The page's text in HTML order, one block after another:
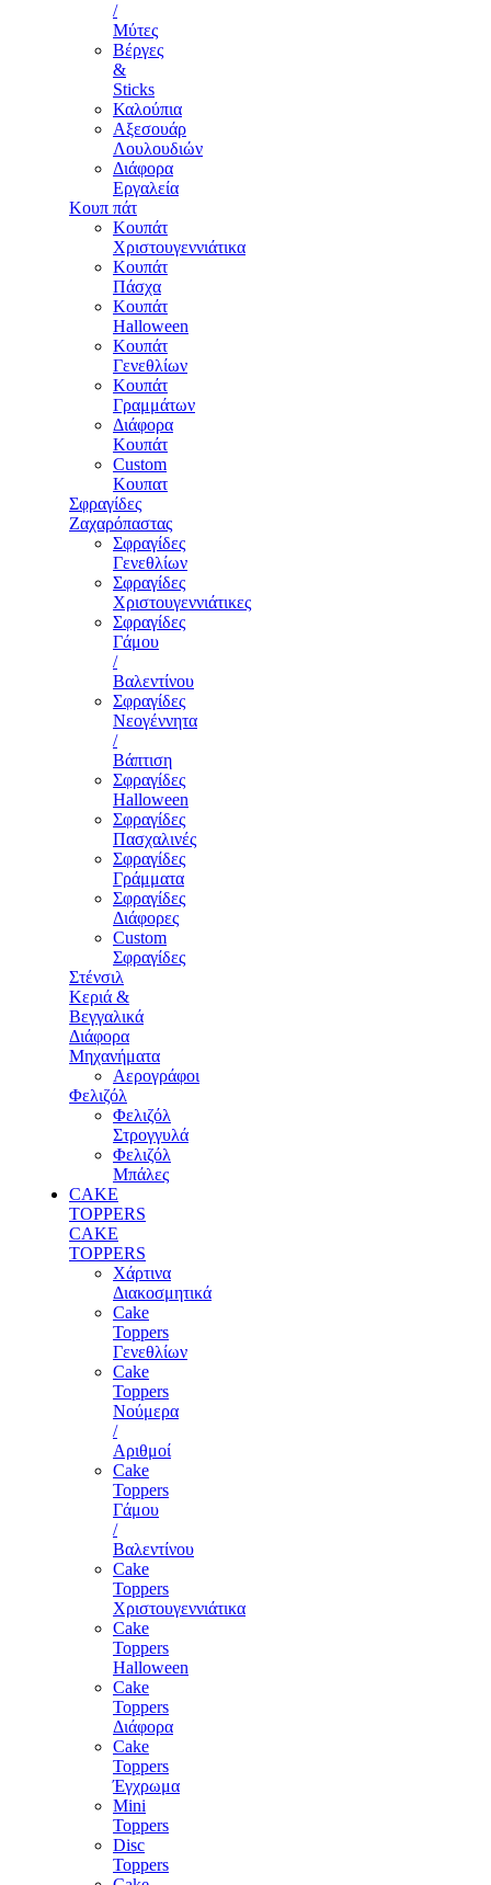
/
Μύτες
Βέργες
&
Sticks
Καλούπια
Αξεσουάρ
Λουλουδιών
Διάφορα
Εργαλεία
Κουπ πάτ
Κουπάτ
Χριστουγεννιάτικα
Κουπάτ
Πάσχα
Κουπάτ
Halloween
Κουπάτ
Γενεθλίων
Κουπάτ
Γραμμάτων
Διάφορα
Κουπάτ
Custom
Κουπατ
Σφραγίδες
Ζαχαρόπαστας
Σφραγίδες
Γενεθλίων
Σφραγίδες
Χριστουγεννιάτικες
Σφραγίδες
Γάμου
/
Βαλεντίνου
Σφραγίδες
Νεογέννητα
/
Βάπτιση
Σφραγίδες
Halloween
Σφραγίδες
Πασχαλινές
Σφραγίδες
Γράμματα
Σφραγίδες
Διάφορες
Custom
Σφραγίδες
Στένσιλ
Κεριά &
Βεγγαλικά
Διάφορα
Μηχανήματα
Αερογράφοι
Φελιζόλ
Φελιζόλ
Στρογγυλά
Φελιζόλ
Μπάλες
CAKE
TOPPERS
CAKE
TOPPERS
Χάρτινα
Διακοσμητικά
Cake
Toppers
Γενεθλίων
Cake
Toppers
Νούμερα
/
Αριθμοί
Cake
Toppers
Γάμου
/
Βαλεντίνου
Cake
Toppers
Χριστουγεννιάτικα
Cake
Toppers
Halloween
Cake
Toppers
Διάφορα
Cake
Toppers
Έγχρωμα
Mini
Toppers
Disc
Toppers